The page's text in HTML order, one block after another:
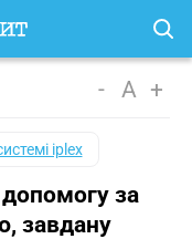
- A +
iplex
за
завдану